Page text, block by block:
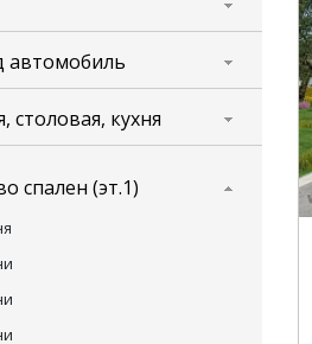
автомобиль
столовая, кухня
спален (эт.1)